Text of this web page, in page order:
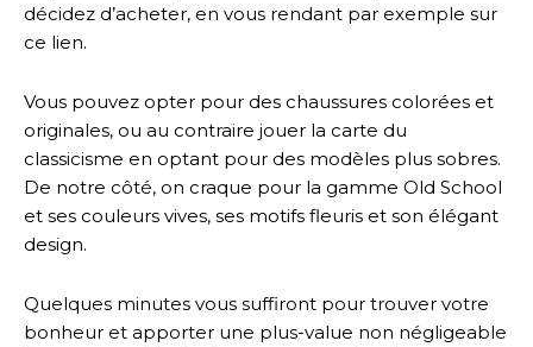
décidez d’acheter, en vous rendant par exemple sur
ce lien.
Vous pouvez opter pour des chaussures colorées et
originales, ou au contraire jouer la carte du
classicisme en optant pour des modèles plus sobres.
De notre côté, on craque pour la gamme Old School
et ses couleurs vives, ses motifs fleuris et son élégant
design.
Quelques minutes vous suffiront pour trouver votre
bonheur et apporter une plus-value non négligeable